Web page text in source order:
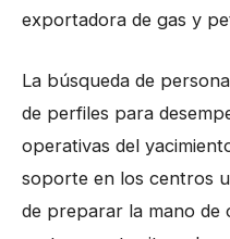
exportadora de gas y
La búsqueda de
de perfiles para
operativas del
soporte en los centros
de preparar la mano de